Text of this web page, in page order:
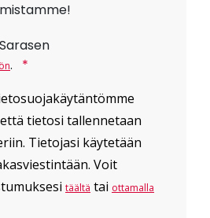
. *
tietosi tallennetaan
Tietojasi käytetään
Voit
täältä tai ottamalla